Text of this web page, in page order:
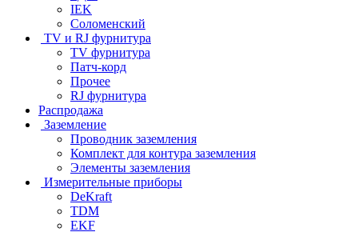
IEK
Соломенский
TV и RJ фурнитура
TV фурнитура
Патч-корд
Прочее
RJ фурнитура
Распродажа
Заземление
Проводник заземления
Комплект для контура заземления
Элементы заземления
Измерительные приборы
DeKraft
TDM
EKF